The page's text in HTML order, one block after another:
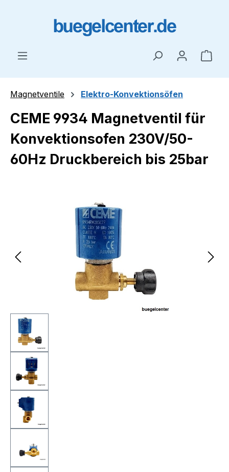
Magnetventile Elektro-Konvektionsöfen
CEME 9934 Magnetventil für
Konvektionsofen 230V/50-
60Hz Druckbereich bis 25bar
Bildergalerie überspringen